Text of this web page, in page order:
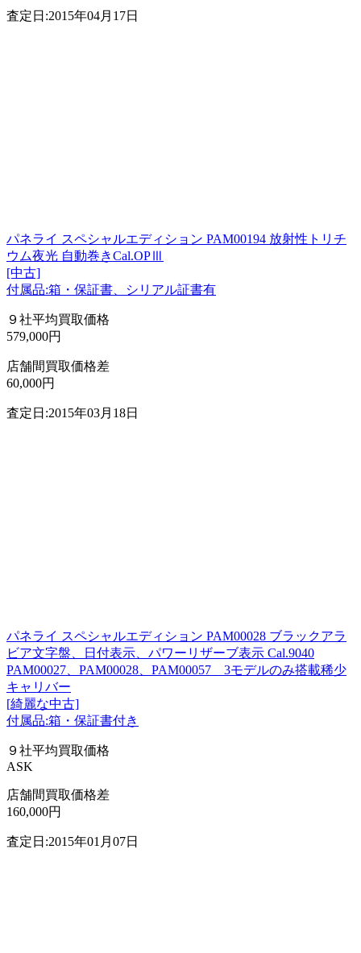
査定日:2015年04月17日
パネライ スペシャルエディション PAM00194 放射性トリチ
ウム夜光 自動巻きCal.OPⅢ
[中古]
付属品:箱・保証書、シリアル証書有
９社平均買取価格
579,000円
店舗間買取価格差
60,000円
査定日:2015年03月18日
パネライ スペシャルエディション PAM00028 ブラックアラ
ビア文字盤、日付表示、パワーリザーブ表示 Cal.9040
PAM00027、PAM00028、PAM00057 3モデルのみ搭載稀少
キャリバー
[綺麗な中古]
付属品:箱・保証書付き
９社平均買取価格
ASK
店舗間買取価格差
160,000円
査定日:2015年01月07日